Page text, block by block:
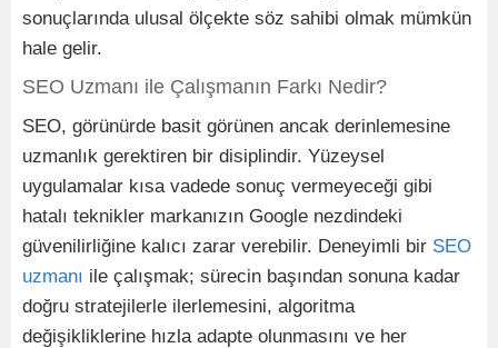
sonuçlarında ulusal ölçekte söz sahibi olmak mümkün
hale gelir.
SEO Uzmanı ile Çalışmanın Farkı Nedir?
SEO, görünürde basit görünen ancak derinlemesine
uzmanlık gerektiren bir disiplindir. Yüzeysel
uygulamalar kısa vadede sonuç vermeyeceği gibi
hatalı teknikler markanızın Google nezdindeki
güvenilirliğine kalıcı zarar verebilir. Deneyimli bir SEO
uzmanı ile çalışmak; sürecin başından sonuna kadar
doğru stratejilerle ilerlemesini, algoritma
değişikliklerine hızla adapte olunmasını ve her